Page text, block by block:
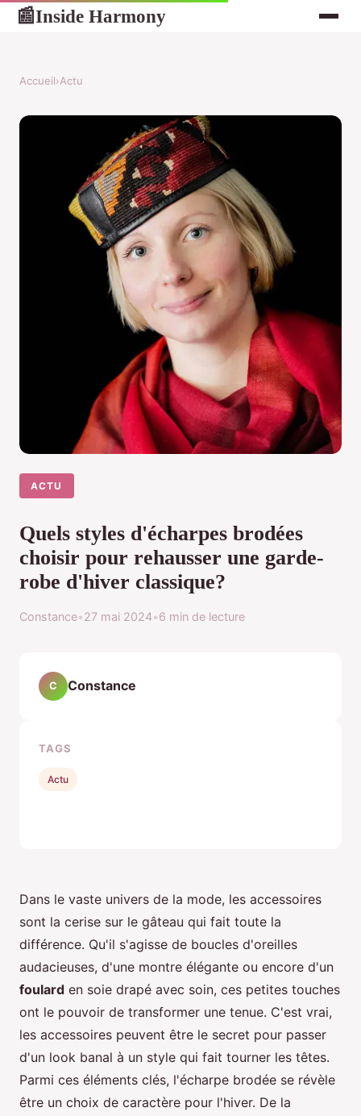
📰Inside Harmony
Accueil›Actu
ACTU
Quels styles d'écharpes brodées
choisir pour rehausser une garde-
robe d'hiver classique?
Constance•27 mai 2024•6 min de lecture
Dans le vaste univers de la mode, les accessoires
sont la cerise sur le gâteau qui fait toute la
différence. Qu'il s'agisse de boucles d'oreilles
audacieuses, d'une montre élégante ou encore d'un
foulard en soie drapé avec soin, ces petites touches
ont le pouvoir de transformer une tenue. C'est vrai,
les accessoires peuvent être le secret pour passer
d'un look banal à un style qui fait tourner les têtes.
Parmi ces éléments clés, l'écharpe brodée se révèle
être un choix de caractère pour l'hiver. De la
C Constance
TAGS
Actu